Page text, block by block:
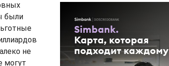
были
не
могут